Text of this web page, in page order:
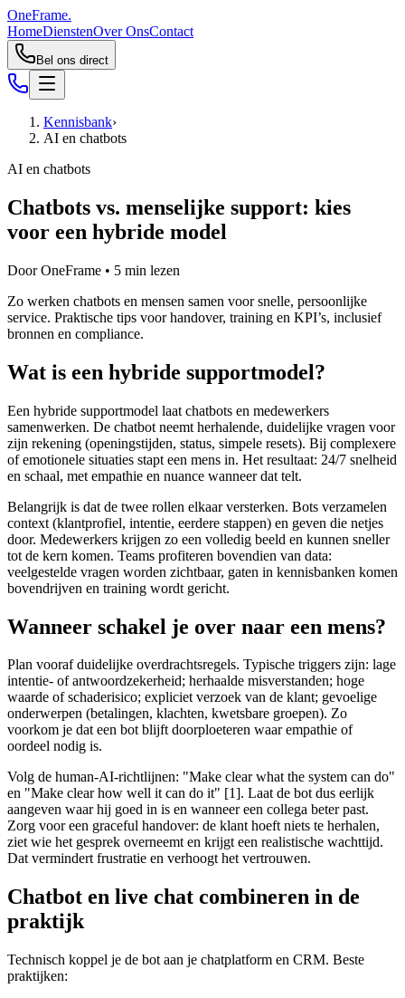
OneFrame.
HomeDienstenOver OnsContact
Bel ons direct
Kennisbank›
AI en chatbots
AI en chatbots
Chatbots vs. menselijke support: kies
voor een hybride model
DoorOneFrame • 5 min lezen
Zo werken chatbots en mensen samen voor snelle, persoonlijke
service. Praktische tips voor handover, training en KPI’s, inclusief
bronnen en compliance.
Wat is een hybride supportmodel?
Een hybride supportmodel laat chatbots en medewerkers
samenwerken. De chatbot neemt herhalende, duidelijke vragen voor
zijn rekening (openingstijden, status, simpele resets). Bij complexere
of emotionele situaties stapt een mens in. Het resultaat: 24/7 snelheid
en schaal, met empathie en nuance wanneer dat telt.
Belangrijk is dat de twee rollen elkaar versterken. Bots verzamelen
context (klantprofiel, intentie, eerdere stappen) en geven die netjes
door. Medewerkers krijgen zo een volledig beeld en kunnen sneller
tot de kern komen. Teams profiteren bovendien van data:
veelgestelde vragen worden zichtbaar, gaten in kennisbanken komen
bovendrijven en training wordt gericht.
Wanneer schakel je over naar een mens?
Plan vooraf duidelijke overdrachtsregels. Typische triggers zijn: lage
intentie- of antwoordzekerheid; herhaalde misverstanden; hoge
waarde of schaderisico; expliciet verzoek van de klant; gevoelige
onderwerpen (betalingen, klachten, kwetsbare groepen). Zo
voorkom je dat een bot blijft doorploeteren waar empathie of
oordeel nodig is.
Volg de human‑AI‑richtlijnen: "Make clear what the system can do"
en "Make clear how well it can do it" [1]. Laat de bot dus eerlijk
aangeven waar hij goed in is en wanneer een collega beter past.
Zorg voor een graceful handover: de klant hoeft niets te herhalen,
ziet wie het gesprek overneemt en krijgt een realistische wachttijd.
Dat vermindert frustratie en verhoogt het vertrouwen.
Chatbot en live chat combineren in de
praktijk
Technisch koppel je de bot aan je chatplatform en CRM. Beste
praktijken: